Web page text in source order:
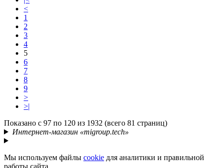
<
1
2
3
4
5
6
7
8
9
>
>|
Показано с 97 по 120 из 1932 (всего 81 страниц)
Интернет-магазин «migroup.tech»
Мы используем файлы cookie для аналитики и правильной
работы сайта